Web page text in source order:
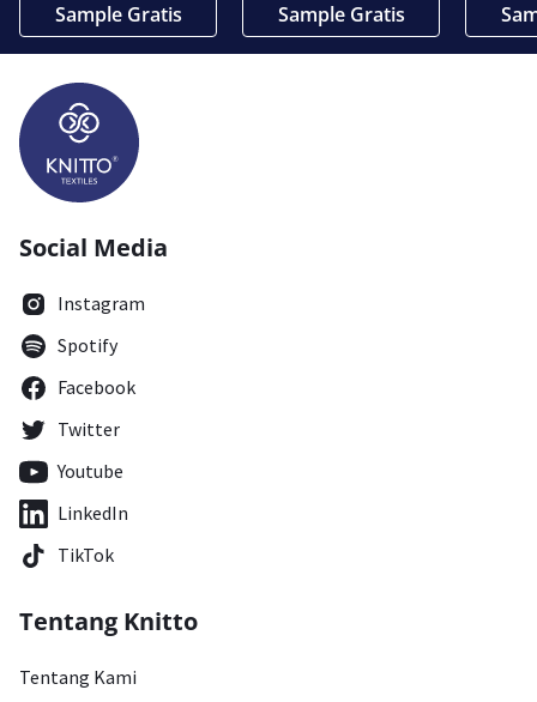
Sample Gratis Sample Gratis
Social Media
Instagram
Spotify
Facebook
Twitter
Youtube
LinkedIn
TikTok
Tentang Knitto
Tentang Kami